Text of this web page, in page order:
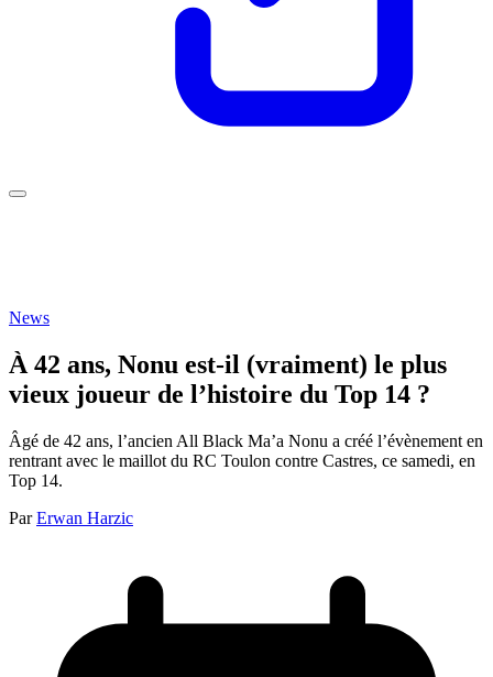
News
À 42 ans, Nonu est-il (vraiment) le plus
vieux joueur de l’histoire du Top 14 ?
Âgé de 42 ans, l’ancien All Black Ma’a Nonu a créé l’évènement en
rentrant avec le maillot du RC Toulon contre Castres, ce samedi, en
Top 14.
Par Erwan Harzic